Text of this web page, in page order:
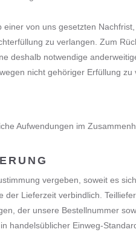
von uns gesetzten
zu verlangen. Zum
deshalb notwendige
nicht gehöriger Erfüllung
Aufwendungen im
vergeben, soweit es
Lieferzeit verbindlich.
der unsere Bestellnummer
handelsüblicher Einweg-